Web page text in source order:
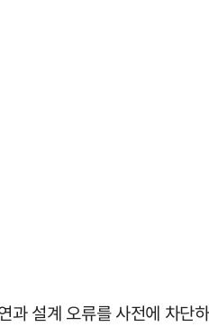
설계 오류를 사전에 차